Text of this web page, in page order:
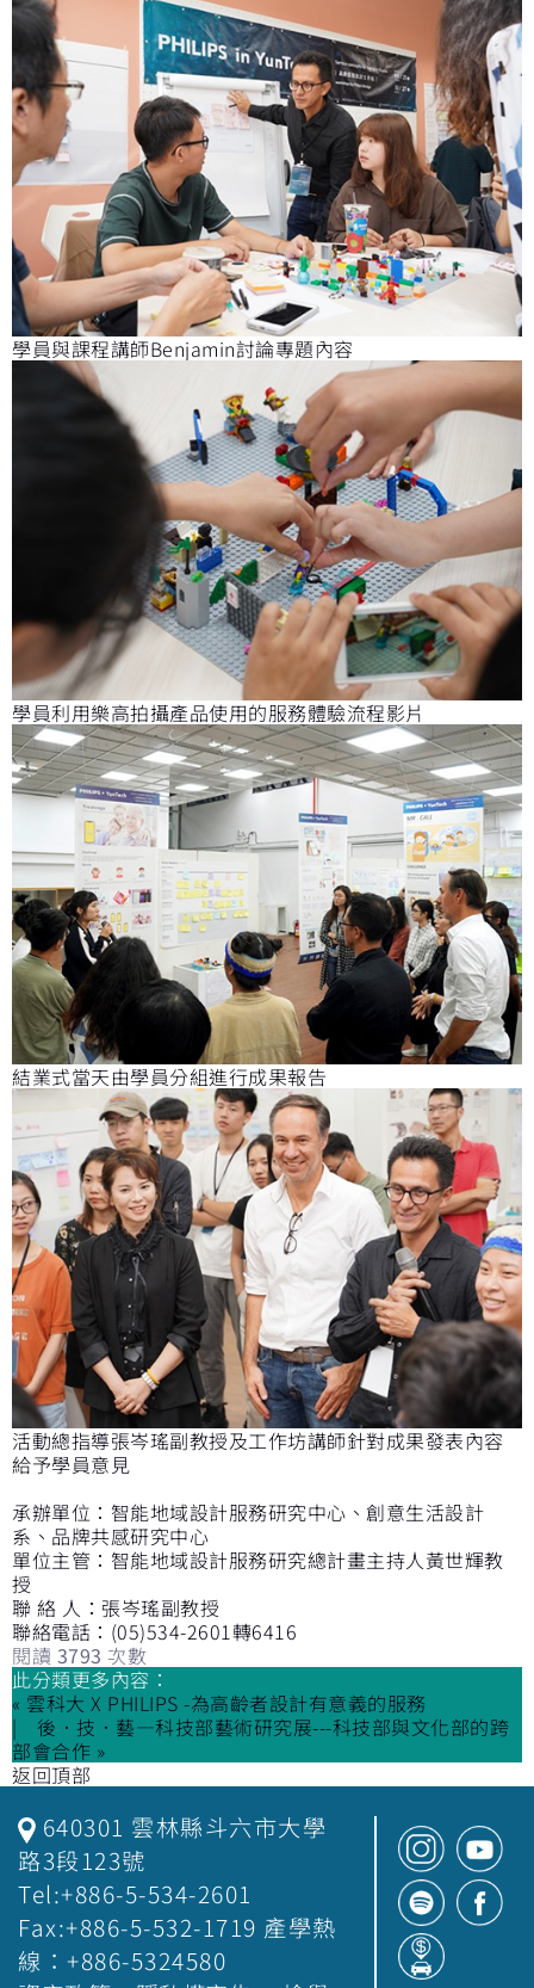
學員與課程講師Benjamin討論專題內容
學員利用樂高拍攝產品使用的服務體驗流程影片
結業式當天由學員分組進行成果報告
活動總指導張岑瑤副教授及工作坊講師針對成果發表內容
給予學員意見
承辦單位：智能地域設計服務研究中心、創意生活設計
系、品牌共感研究中心
單位主管：智能地域設計服務研究總計畫主持人黃世輝教
授
聯 絡 人：張岑瑤副教授
聯絡電話：(05)534-2601轉6416
閱讀 3793 次數
此分類更多內容：
« 雲科大 X PHILIPS -為高齡者設計有意義的服務
後．技．藝—科技部藝術研究展---科技部與文化部的跨
部會合作 »
返回頂部
640301 雲林縣斗六市大學
路3段123號
Tel:+886-5-534-2601
Fax:+886-5-532-1719 產學熱
線：+886-5324580